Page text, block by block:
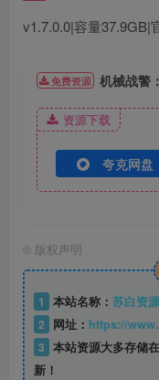
v1.7.0.0|容量37.9GB|
免费资源 机械战警
资源下载
夸克网盘
© 版权声明
1 本站名称： 苏白资源
2
网址： https://
3 本站资源大多存储
新！